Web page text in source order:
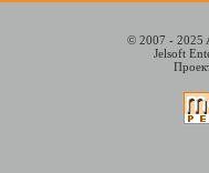
© 2007 - 2025
Jelsoft